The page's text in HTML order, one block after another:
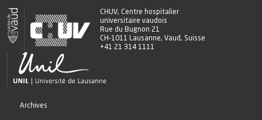
CHUV, Centre hospitalier
universitaire vaudois
Rue du Bugnon 21
CH-1011 Lausanne, Vaud, Suisse
+41 21 314 1111
Archives